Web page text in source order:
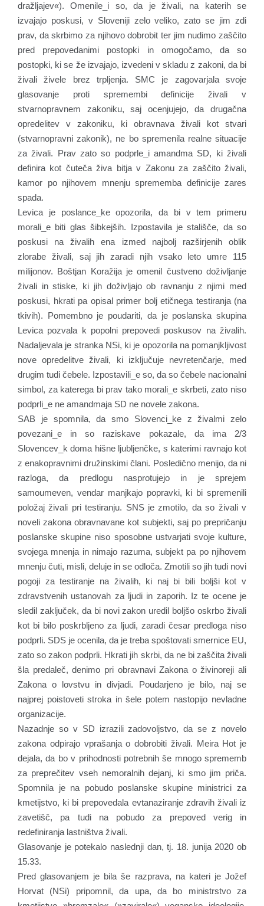
dražljajev«). Omenile_i so, da je živali, na katerih se
izvajajo poskusi, v Sloveniji zelo veliko, zato se jim zdi
prav, da skrbimo za njihovo dobrobit ter jim nudimo zaščito
pred prepovedanimi postopki in omogočamo, da so
postopki, ki se že izvajajo, izvedeni v skladu z zakoni, da bi
živali živele brez trpljenja. SMC je zagovarjala svoje
glasovanje proti spremembi definicije živali v
stvarnopravnem zakoniku, saj ocenjujejo, da drugačna
opredelitev v zakoniku, ki obravnava živali kot stvari
(stvarnopravni zakonik), ne bo spremenila realne situacije
za živali. Prav zato so podprle_i amandma SD, ki živali
definira kot čuteča živa bitja v Zakonu za zaščito živali,
kamor po njihovem mnenju sprememba definicije zares
spada.
Levica je poslance_ke opozorila, da bi v tem primeru
morali_e biti glas šibkejših. Izpostavila je stališče, da so
poskusi na živalih ena izmed najbolj razširjenih oblik
zlorabe živali, saj jih zaradi njih vsako leto umre 115
milijonov. Boštjan Koražija je omenil čustveno doživljanje
živali in stiske, ki jih doživljajo ob ravnanju z njimi med
poskusi, hkrati pa opisal primer bolj etičnega testiranja (na
tkivih). Pomembno je poudariti, da je poslanska skupina
Levica pozvala k popolni prepovedi poskusov na živalih.
Nadaljevala je stranka NSi, ki je opozorila na pomanjkljivost
nove opredelitve živali, ki izključuje nevretenčarje, med
drugim tudi čebele. Izpostavili_e so, da so čebele nacionalni
simbol, za katerega bi prav tako morali_e skrbeti, zato niso
podprli_e ne amandmaja SD ne novele zakona.
SAB je spomnila, da smo Slovenci_ke z živalmi zelo
povezani_e in so raziskave pokazale, da ima 2/3
Slovencev_k doma hišne ljubljenčke, s katerimi ravnajo kot
z enakopravnimi družinskimi člani. Posledično menijo, da ni
razloga, da predlogu nasprotujejo in je sprejem
samoumeven, vendar manjkajo popravki, ki bi spremenili
položaj živali pri testiranju. SNS je zmotilo, da so živali v
noveli zakona obravnavane kot subjekti, saj po prepričanju
poslanske skupine niso sposobne ustvarjati svoje kulture,
svojega mnenja in nimajo razuma, subjekt pa po njihovem
mnenju čuti, misli, deluje in se odloča. Zmotili so jih tudi novi
pogoji za testiranje na živalih, ki naj bi bili boljši kot v
zdravstvenih ustanovah za ljudi in zaporih. Iz te ocene je
sledil zaključek, da bi novi zakon uredil boljšo oskrbo živali
kot bi bilo poskrbljeno za ljudi, zaradi česar predloga niso
podprli. SDS je ocenila, da je treba spoštovati smernice EU,
zato so zakon podprli. Hkrati jih skrbi, da ne bi zaščita živali
šla predaleč, denimo pri obravnavi Zakona o živinoreji ali
Zakona o lovstvu in divjadi. Poudarjeno je bilo, naj se
najprej poistoveti stroka in šele potem nastopijo nevladne
organizacije.
Nazadnje so v SD izrazili zadovoljstvo, da se z novelo
zakona odpirajo vprašanja o dobrobiti živali. Meira Hot je
dejala, da bo v prihodnosti potrebnih še mnogo sprememb
za preprečitev vseh nemoralnih dejanj, ki smo jim priča.
Spomnila je na pobudo poslanske skupine ministrici za
kmetijstvo, ki bi prepovedala evtanaziranje zdravih živali iz
zavetišč, pa tudi na pobudo za prepoved verig in
redefiniranja lastništva živali.
Glasovanje je potekalo naslednji dan, tj. 18. junija 2020 ob
15.33.
Pred glasovanjem je bila še razprava, na kateri je Jožef
Horvat (NSi) pripomnil, da upa, da bo ministrstvo za